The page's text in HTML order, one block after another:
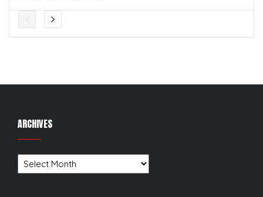
ARCHIVES
Archives